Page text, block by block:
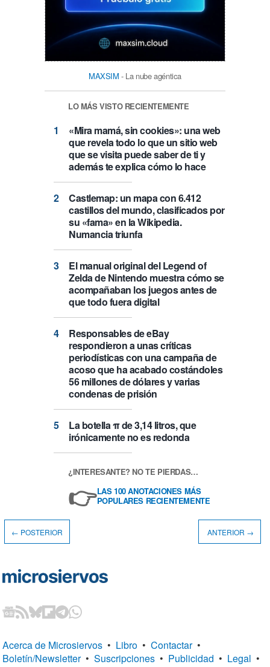
MAXSIM - La nube agéntica
LO MÁS VISTO RECIENTEMENTE
«Mira mamá, sin cookies»: una web
que revela todo lo que un sitio web
que se visita puede saber de ti y
además te explica cómo lo hace
Castlemap: un mapa con 6.412
castillos del mundo, clasificados por
su «fama» en la Wikipedia.
Numancia triunfa
El manual original del Legend of
Zelda de Nintendo muestra cómo se
acompañaban los juegos antes de
que todo fuera digital
Responsables de eBay
respondieron a unas críticas
periodísticas con una campaña de
acoso que ha acabado costándoles
56 millones de dólares y varias
condenas de prisión
La botella π de 3,14 litros, que
irónicamente no es redonda
¿INTERESANTE? NO TE PIERDAS…
👉LAS 100 ANOTACIONES MÁS
POPULARES RECIENTEMENTE
← POSTERIOR ANTERIOR →
Acerca de Microsiervos • Libro • Contactar •
Boletín/Newsletter • Suscripciones • Publicidad • Legal •